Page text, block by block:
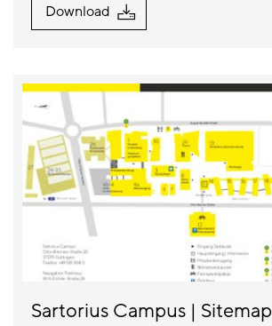
Download
Sartorius Campus | Sitemap